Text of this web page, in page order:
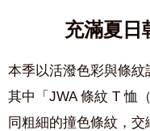
充滿夏日
本季以活潑色彩與條紋
其中
「 JWA條紋 T恤
同粗細的撞色條紋 ， 交